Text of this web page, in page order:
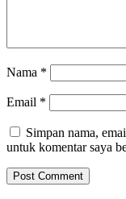
Nama *
Email *
Simpan nama,
untuk komentar saya